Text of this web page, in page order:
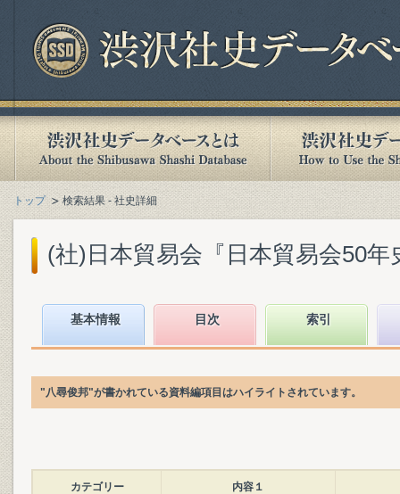
トップ 検索結果 - 社史詳細
(社)日本貿易会『日本貿易会50年
基本情報 目次 索引
"八尋俊邦"が書かれている資料編項目はハイライトされています。
カテゴリー 内容１